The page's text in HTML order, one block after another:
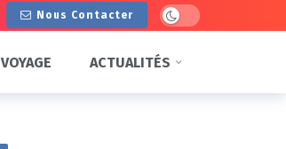
Nous Contacter Dark mode
VOYAGE ACTUALITÉS